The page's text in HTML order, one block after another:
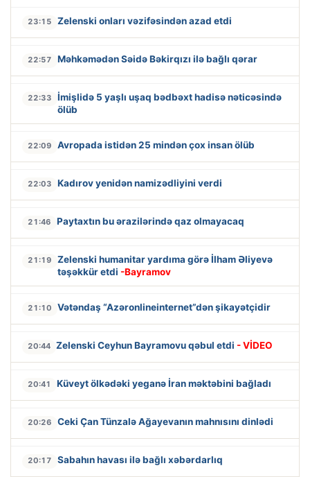
23:15 Zelenski onları vəzifəsindən azad etdi
22:57 Məhkəmədən Səidə Bəkirqızı ilə bağlı qərar
22:33
İmişlidə 5 yaşlı uşaq bədbəxt hadisə nəticəsində
ölüb
22:09 Avropada istidən 25 mindən çox insan ölüb
22:03 Kadırov yenidən namizədliyini verdi
21:46 Paytaxtın bu ərazilərində qaz olmayacaq
21:19
Zelenski humanitar yardıma görə İlham Əliyevə
təşəkkür etdi -Bayramov
21:10 Vətəndaş “Azəronlineinternet”dən şikayətçidir
20:44 Zelenski Ceyhun Bayramovu qəbul etdi - VİDEO
20:41 Küveyt ölkədəki yeganə İran məktəbini bağladı
20:26 Ceki Çan Tünzalə Ağayevanın mahnısını dinlədi
20:17 Sabahın havası ilə bağlı xəbərdarlıq